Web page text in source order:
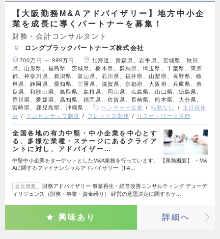
【大阪勤務M&Aアドバイザリー】地方中小企
業を成長に導くパートナーを募集！
財務・会計コンサルタント
ロングブラックパートナーズ株式会社
700万円 ～ 999万円
北海道、青森県、岩手県、宮城県、秋田
県、山形県、福島県、茨城県、栃木県、群馬県、埼玉県、千葉県、東京
都、神奈川県、新潟県、富山県、石川県、福井県、山梨県、長野県、岐
阜県、静岡県、愛知県、三重県、滋賀県、京都府、大阪府、兵庫県、奈
良県、和歌山県、鳥取県、島根県、岡山県、広島県、山口県、徳島県、
香川県、愛媛県、高知県、福岡県、佐賀県、長崎県、熊本県、大分県、
宮崎県、鹿児島県、沖縄県
ベンチャー企業 転勤なし
土日祝休
み
インセンティブ制度 フレックス勤務 リモートワーク可能
全国各地の有力中堅・中小企業を中心とす
る、多様な業種・ステージにあるクライア
ントに対し、アドバイザー…
中堅中小企業をターゲットとしたM&A業務を行っています。 【業務概要】 ・M&
Aに関するファイナンシャルアドバイザリー（FA…
会社概要
財務アドバイザリー 事業再生・経営改善コンサルティング デューデ
ィリジェンス（財務・事業・資金繰り） 経営の意思決定に関するサ…
興味あり 詳細へ